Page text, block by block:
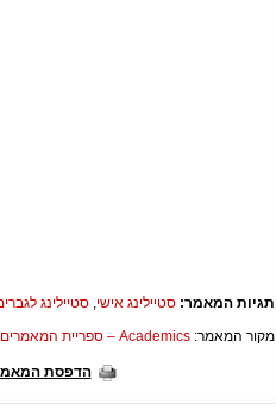
תגיות המאמר: סטיילינג אישי, סטיילינג
מקור המאמר: Academics – ספריית המאמרים של ישראל
הדפסת